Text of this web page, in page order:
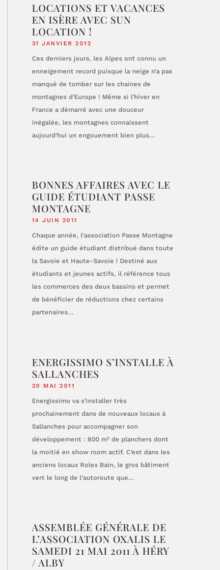
LOCATIONS ET VACANCES
EN ISÈRE AVEC SUN
LOCATION !
31 JANVIER 2012
Ces derniers jours, les Alpes ont connu un
enneigement record puisque la neige n’a pas
manqué de tomber sur les chaines de
montagnes d’Europe ! Même si l’hiver en
France a démarré avec une douceur
inégalée, les montagnes connaissent
aujourd’hui un engouement bien plus...
BONNES AFFAIRES AVEC LE
GUIDE ÉTUDIANT PASSE
MONTAGNE
14 JUIN 2011
Chaque année, l’association Passe Montagne
édite un guide étudiant distribué dans toute
la Savoie et Haute-Savoie ! Destiné aux
étudiants et jeunes actifs, il référence tous
les commerces des deux bassins et permet
de bénéficier de réductions chez certains
partenaires...
ENERGISSIMO S’INSTALLE À
SALLANCHES
20 MAI 2011
Energissimo va s’installer très
prochainement dans de nouveaux locaux à
Sallanches pour accompagner son
développement : 800 m² de planchers dont
la moitié en show room actif. C’est dans les
anciens locaux Rolex Bain, le gros bâtiment
vert le long de l’autoroute que...
ASSEMBLÉE GÉNÉRALE DE
L’ASSOCIATION OXALIS LE
SAMEDI 21 MAI 2011 À HÉRY
/ ALBY